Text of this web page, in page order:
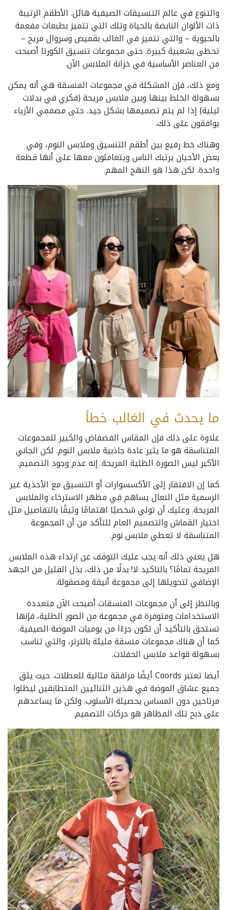
والتنوع في عالم التنسيقات الصيفية هائل. الأطقم الرتيبة
ذات الألوان النابضة بالحياة وتلك التي تتميز بطبعات مفعمة
بالحيوية – والتي تتميز في الغالب بقميص وسروال مريح –
تحظى بشعبية كبيرة. حتى مجموعات تنسيق الكورتا أصبحت
من العناصر الأساسية في خزانة الملابس الآن.
ومع ذلك، فإن المشكلة في مجموعات المنسقة هي أنه يمكن
بسهولة الخلط بينها وبين ملابس مريحة (فكري في بدلات
ليلية) إذا لم يتم تصميمها بشكل جيد. حتى مصممي الأزياء
يوافقون على ذلك.
وهناك خط رفيع بين أطقم التنسيق وملابس النوم، وفي
بعض الأحيان يرتبك الناس ويتعاملون معها على أنها قطعة
واحدة. لكن هذا هو النهج المهم.
ما يحدث في الغالب خطأ
علاوة على ذلك فإن المقاس الفضفاض والكبير للمجموعات
المتناسقة هو ما يثير عادة جاذبية ملابس النوم. لكن الجاني
الأكبر ليس الصورة الظلية المريحة. إنه عدم وجود التصميم.
كما إن الافتقار إلى الأكسسوارات أو التنسيق مع الأحذية غير
الرسمية مثل النعال يساهم في مظهر الاسترخاء والملابس
المريحة. وعليك أن تولي شخصيًا اهتمامًا وثيقًا بالتفاصيل مثل
اختيار القماش والتصميم العام للتأكد من أن المجموعة
المتناسقة لا تعطي ملابس نوم.
هل يعني ذلك أنه يجب عليك التوقف عن ارتداء هذه الملابس
المريحة تمامًا؟ بالتاكيد لا! بدلًا من ذلك، بذل القليل من الجهد
الإضافي لتحويلها إلى مجموعة أنيقة ومصقولة.
وبالنظر إلى أن مجموعات المنسقات أصبحت الآن متعددة
الاستخدامات ومتوفرة في مجموعة من الصور الظلية، فإنها
تستحق بالتأكيد أن تكون جزءًا من يوميات الموضة الصيفية.
كما أن هناك مجموعات منسقة مليئة بالترتر، والتي تناسب
بسهولة قواعد ملابس الحفلات.
أيضا تعتبر Coords أيضًا مرافقة مثالية للعطلات. حيث يثق
جميع عشاق الموضة في هذين الثنائيين المتطابقين ليظلوا
مرتاحين دون المساس بحصيلة الأسلوب. ولكن ما يساعدهم
على ذبح تلك المظاهر هو حركات التصميم.